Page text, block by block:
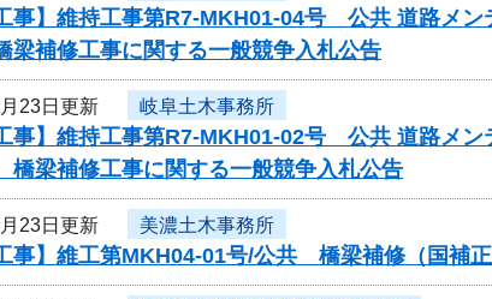
事】維持工事第R7-MKH01-04号 公共 道路メ
補修工事に関する一般競争入札公告
23日更新 岐阜土木事務所
事】維持工事第R7-MKH01-02号 公共 道路メ
梁補修工事に関する一般競争入札公告
23日更新 美濃土木事務所
事】維工第MKH04-01号/公共 橋梁補修（国補